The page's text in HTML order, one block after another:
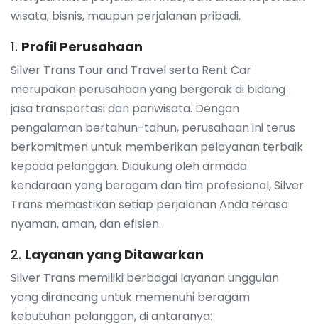
wisata, bisnis, maupun perjalanan pribadi.
1. Profil Perusahaan
Silver Trans Tour and Travel serta Rent Car
merupakan perusahaan yang bergerak di bidang
jasa transportasi dan pariwisata. Dengan
pengalaman bertahun-tahun, perusahaan ini terus
berkomitmen untuk memberikan pelayanan terbaik
kepada pelanggan. Didukung oleh armada
kendaraan yang beragam dan tim profesional, Silver
Trans memastikan setiap perjalanan Anda terasa
nyaman, aman, dan efisien.
2. Layanan yang Ditawarkan
Silver Trans memiliki berbagai layanan unggulan
yang dirancang untuk memenuhi beragam
kebutuhan pelanggan, di antaranya: